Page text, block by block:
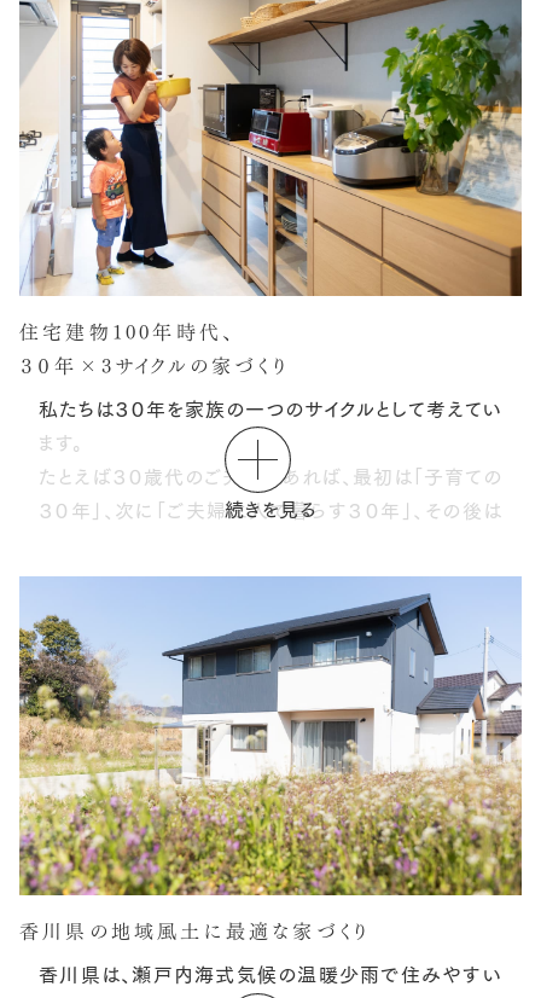
線で家づくりに取り組まなければなりません。
私たちの家づくりの原点は、お客さまの人生に寄り添う
ことだと思っています。
続きを見る
住宅建物100年時代、
３０年×3サイクルの家づくり
私たちは３０年を家族の一つのサイクルとして考えてい
ます。
たとえば３０歳代のご夫婦であれば、最初は「子育ての
３０年」、 次に「ご夫婦二人で暮らす３０年」、
その後は
ル私たちのつくる新築する家は、100年を基準として家
族の幸せを創ります。
香川県の地域風土に 最適な家づくり
香川県は、瀬戸内海式気候の温暖少雨で住みやすい